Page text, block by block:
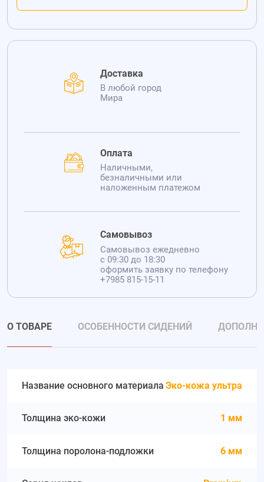
Доставка
В любой город
Мира
Оплата
Наличными,
безналичными или
наложенным платежом
Самовывоз
Самовывоз ежедневно
с 09:30 до 18:30
оформить заявку по телефону
+7985 815-15-11
О ТОВАРЕ ОСОБЕННОСТИ СИДЕНИЙ
Название основного материала Эко-кожа ультра
Толщина эко-кожи 1 мм
Толщина поролона-подложки 6 мм